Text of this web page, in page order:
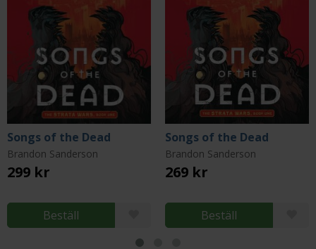
Songs of the Dead
Brandon Sanderson
299 kr
Beställ
Songs of the Dead
Brandon Sanderson
269 kr
Beställ